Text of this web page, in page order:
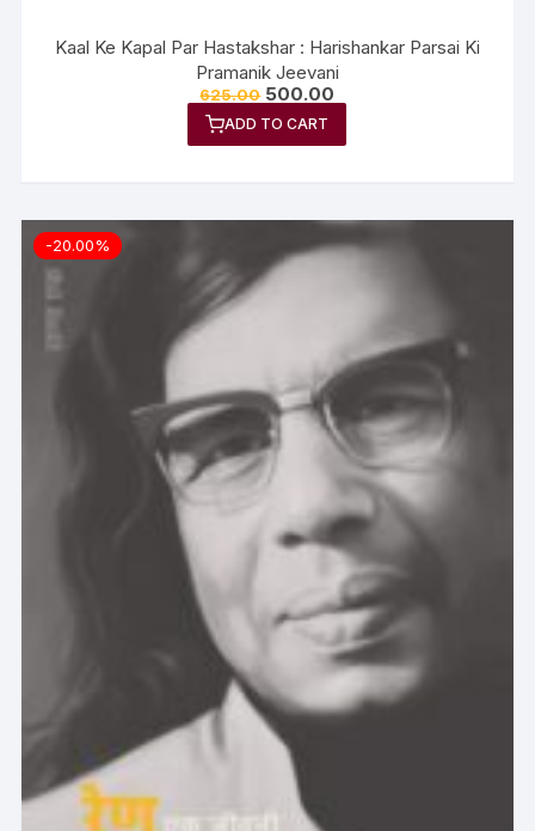
Kaal Ke Kapal Par Hastakshar : Harishankar Parsai Ki
Pramanik Jeevani
625.00 500.00
ADD TO CART
-20.00%